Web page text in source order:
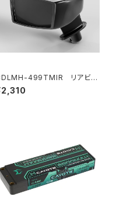
499TMIR リアビュ
ミラーキット(LR) 499T/499
LMHボディ用